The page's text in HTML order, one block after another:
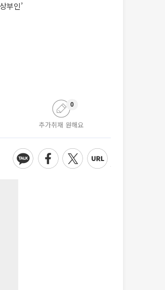
부인’
추가취재 원해요
0